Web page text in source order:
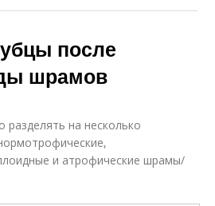
после
шрамов
на несколько
и атрофические шрамы/